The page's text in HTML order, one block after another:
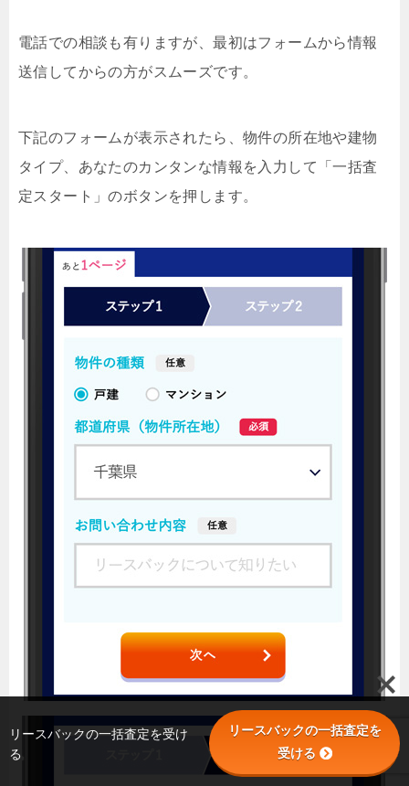
電話での相談も有りますが、最初はフォームから情報
送信してからの方がスムーズです。
下記のフォームが表示されたら、物件の所在地や建物
タイプ、あなたのカンタンな情報を入力して「一括査
定スタート」のボタンを押します。
リースバックの一括査定を受け
る
リースバックの一括査定を
受ける